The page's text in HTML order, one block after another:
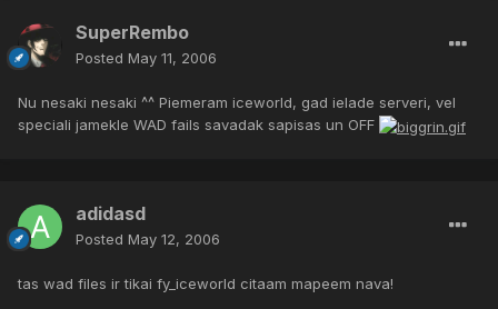
SuperRembo
Posted May 11, 2006
Nu nesaki nesaki ^^ Piemeram iceworld, gad ielade serveri, vel
speciali jamekle WAD fails savadak sapisas un OFF
adidasd
Posted May 12, 2006
tas wad files ir tikai fy_iceworld citaam mapeem nava!